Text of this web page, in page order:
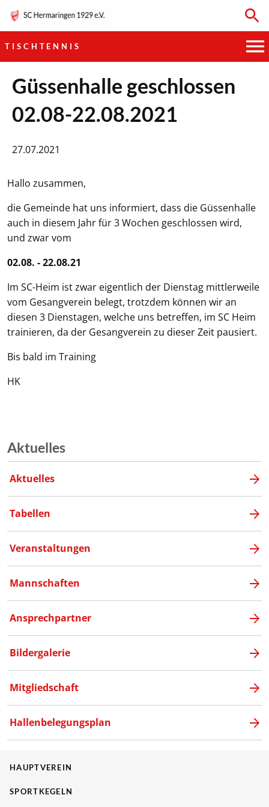
TISCHTENNIS
HAUPTVEREIN
SPORTKEGELN
TISCHTENNIS
BOGENSCHIESSEN
Güssenhalle geschlossen
02.08-22.08.2021
27.07.2021
Hallo zusammen,
die Gemeinde hat uns informiert, dass die Güssenhalle
auch in diesem Jahr für 3 Wochen geschlossen wird,
und zwar vom
02.08. - 22.08.21
Im SC-Heim ist zwar eigentlich der Dienstag mittlerweile
vom Gesangverein belegt, trotzdem können wir an
diesen 3 Dienstagen, welche uns betreffen, im SC Heim
trainieren, da der Gesangverein zu dieser Zeit pausiert.
Bis bald im Training
HK
Aktuelles
Aktuelles
Tabellen
Veranstaltungen
Mannschaften
Ansprechpartner
Bildergalerie
Mitgliedschaft
Hallenbelegungsplan
HAUPTVEREIN
SPORTKEGELN